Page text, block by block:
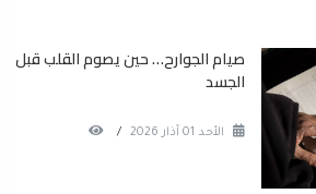
صيام الجوارح… حين يصوم القلب قبل
الجسد
الأحد 01 آذار 2026 /